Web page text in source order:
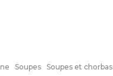
Soupes Soupes et chorbas